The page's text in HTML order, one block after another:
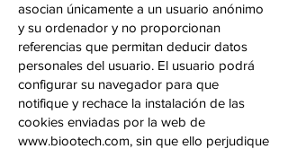
asocian únicamente a un usuario anónimo
y su ordenador y no proporcionan
referencias que permitan deducir datos
personales del usuario. El usuario podrá
configurar su navegador para que
notifique y rechace la instalación de las
cookies enviadas por la web de
www.biootech.com, sin que ello perjudique